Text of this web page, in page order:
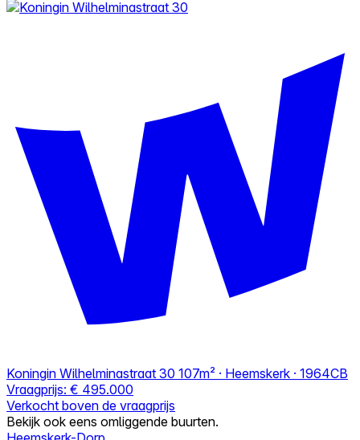
Koningin Wilhelminastraat 30 107m² · Heemskerk · 1964CB
Vraagprijs: € 495.000
Verkocht boven de vraagprijs
Bekijk ook eens omliggende buurten.